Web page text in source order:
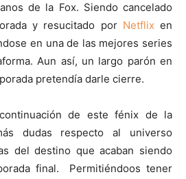
de la Fox. Siendo cancelado
y resucitado por Netflixen
en una de las mejores series
Aun así, un largo parón en
pretendía darle cierre.
de este fénix de la
dudas respecto al universo
del destino que acaban siendo
final.
Permitiéndoos tener